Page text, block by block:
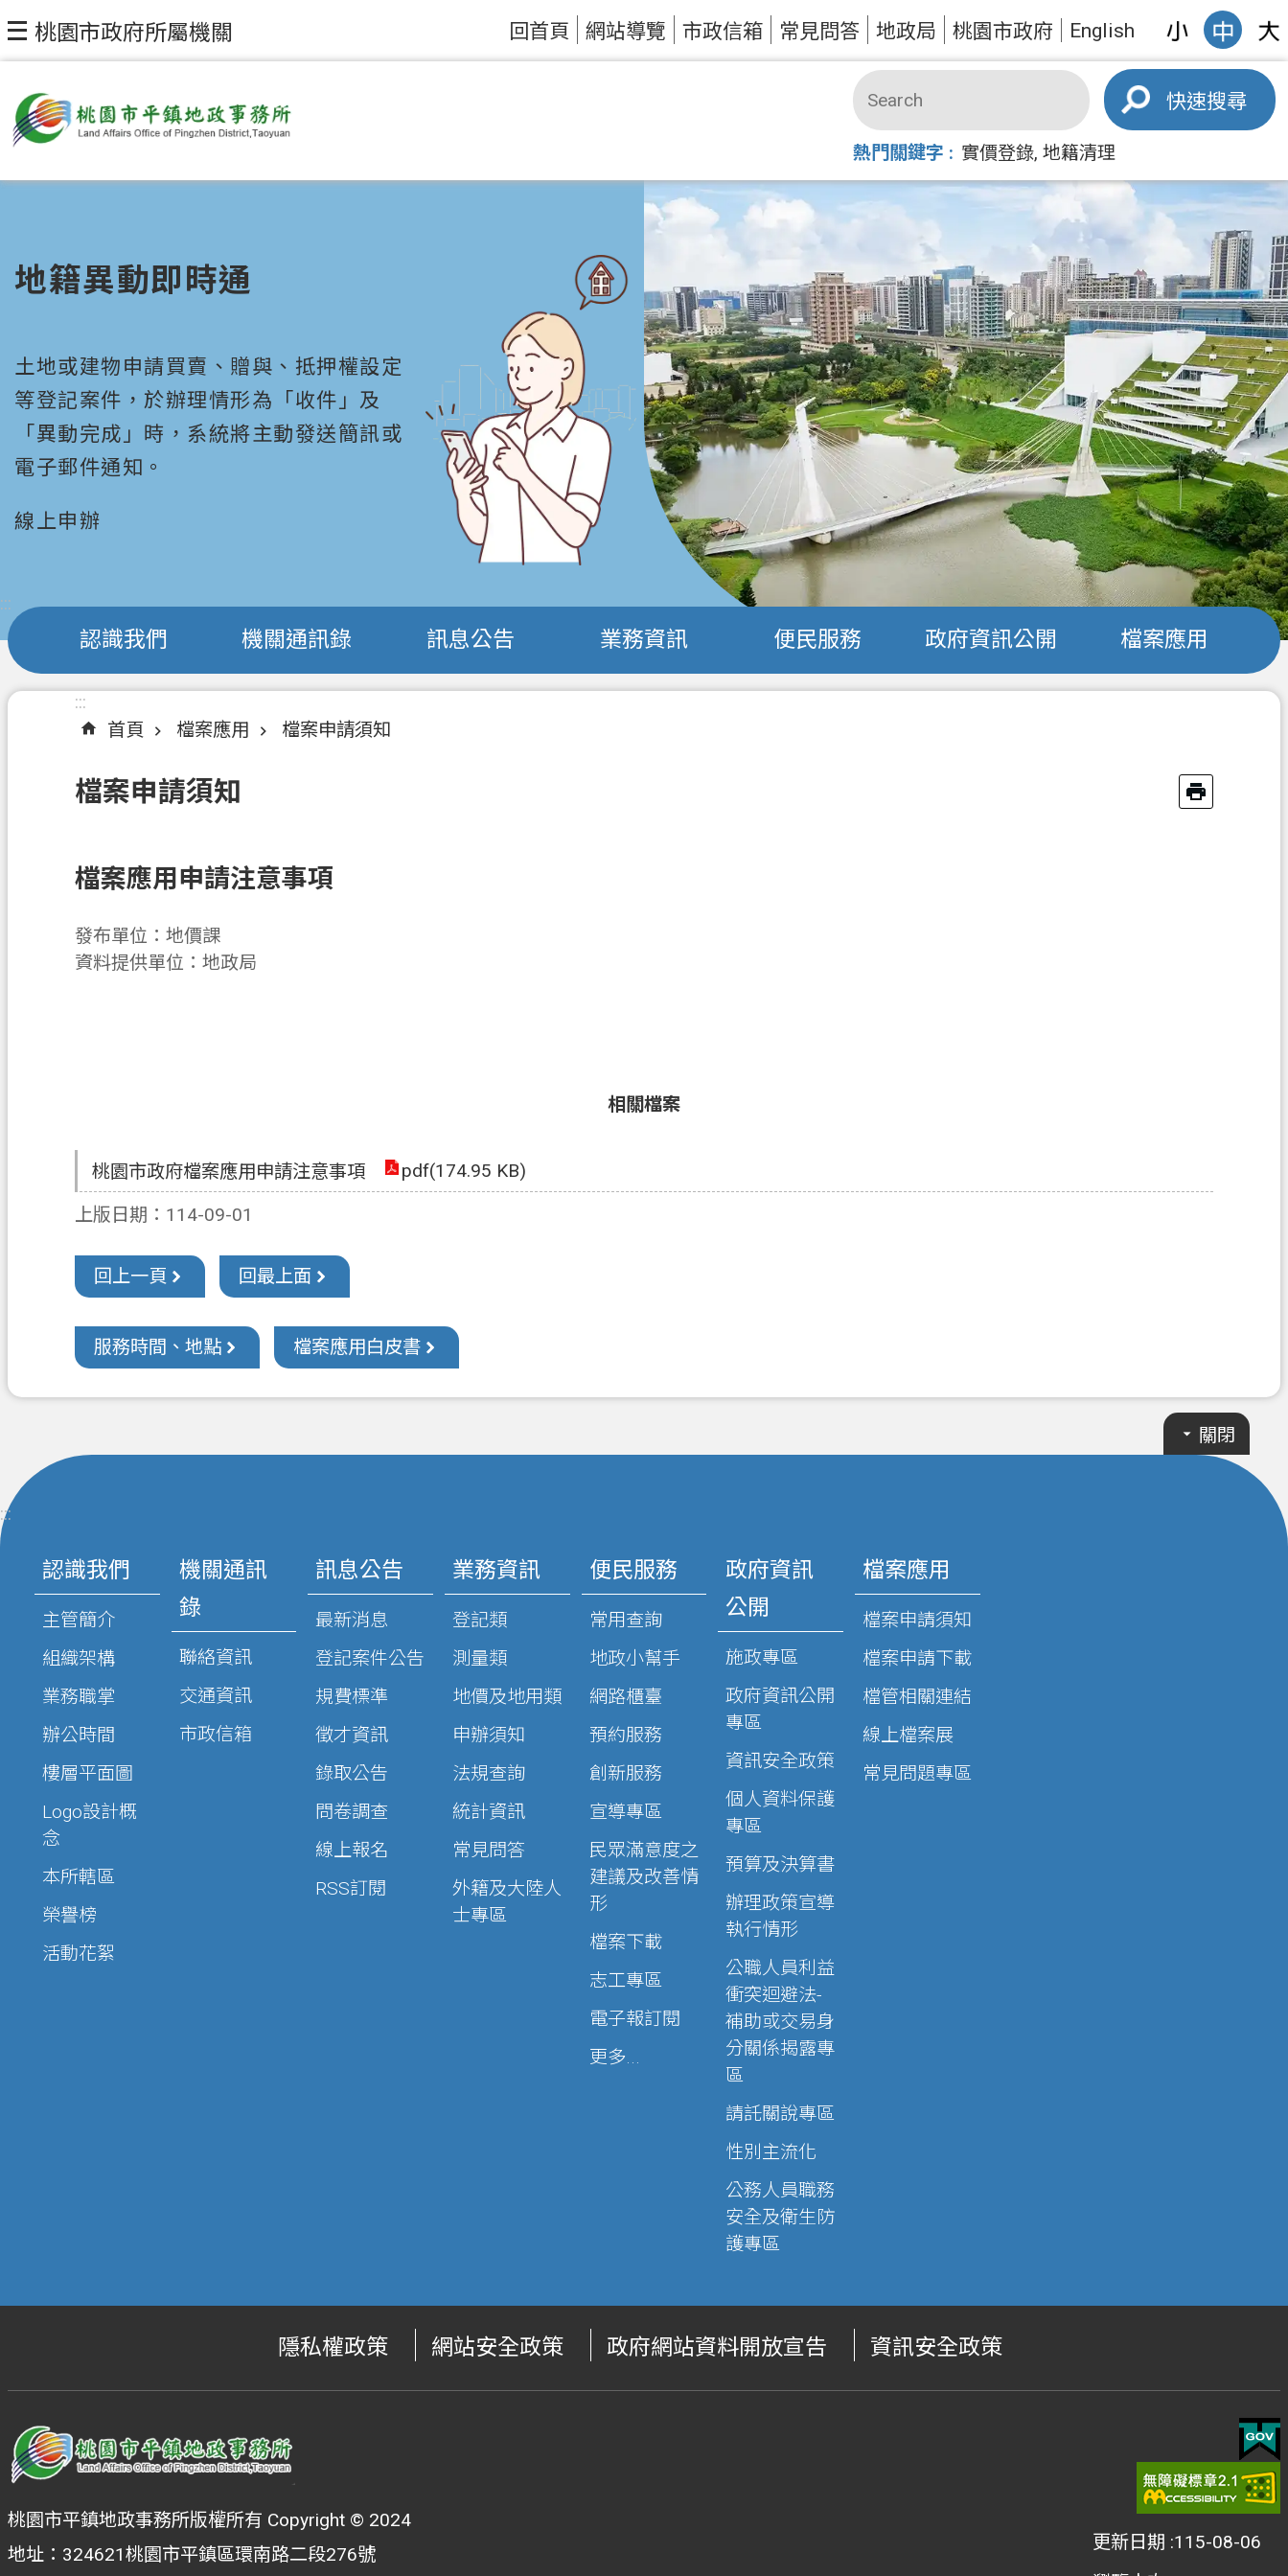
桃園市政府所屬機關 回首頁 網站導覽 市政信箱 常見問答 地政局 桃園市政府 English
搜尋
熱門關鍵字 實價登錄 地籍清理
地籍異動即時通
土地或建物申請買賣、贈與、抵押權設定
等登記案件，於辦理情形為「收件」及
「異動完成」時，系統將主動發送簡訊或
電子郵件通知。
線上申辦
:::
認識我們 機關通訊錄 訊息公告 業務資訊 便民服務 政府資訊公開 檔案應用
:::
首頁
檔案應用 檔案申請須知
檔案申請須知
檔案應用申請注意事項
發布單位：地價課
資料提供單位：地政局
相關檔案
桃園市政府檔案應用申請注意事項
pdf(174.95 KB)
上版日期：114-09-01
回上一頁 回最上面
服務時間、地點 檔案應用白皮書
關閉
:::
認識我們
主管簡介
組織架構
業務職掌
辦公時間
樓層平面圖
Logo設計概
念
本所轄區
榮譽榜
活動花絮
機關通訊
錄
聯絡資訊
交通資訊
市政信箱
訊息公告
最新消息
登記案件公告
規費標準
徵才資訊
錄取公告
問卷調查
線上報名
RSS訂閱
業務資訊
登記類
測量類
地價及地用類
申辦須知
法規查詢
統計資訊
常見問答
外籍及大陸人
士專區
便民服務
常用查詢
地政小幫手
網路櫃臺
預約服務
創新服務
宣導專區
民眾滿意度之
建議及改善情
形
檔案下載
志工專區
電子報訂閱
更多...
政府資訊
公開
施政專區
政府資訊公開
專區
資訊安全政策
個人資料保護
專區
預算及決算書
辦理政策宣導
執行情形
公職人員利益
衝突迴避法-
補助或交易身
分關係揭露專
區
請託關說專區
性別主流化
公務人員職務
安全及衛生防
護專區
檔案應用
檔案申請須知
檔案申請下載
檔管相關連結
線上檔案展
常見問題專區
隱私權政策 網站安全政策 政府網站資料開放宣告 資訊安全政策
桃園市平鎮地政事務所版權所有 Copyright © 2024
地址：324621桃園市平鎮區環南路二段276號
更新日期 115-08-06